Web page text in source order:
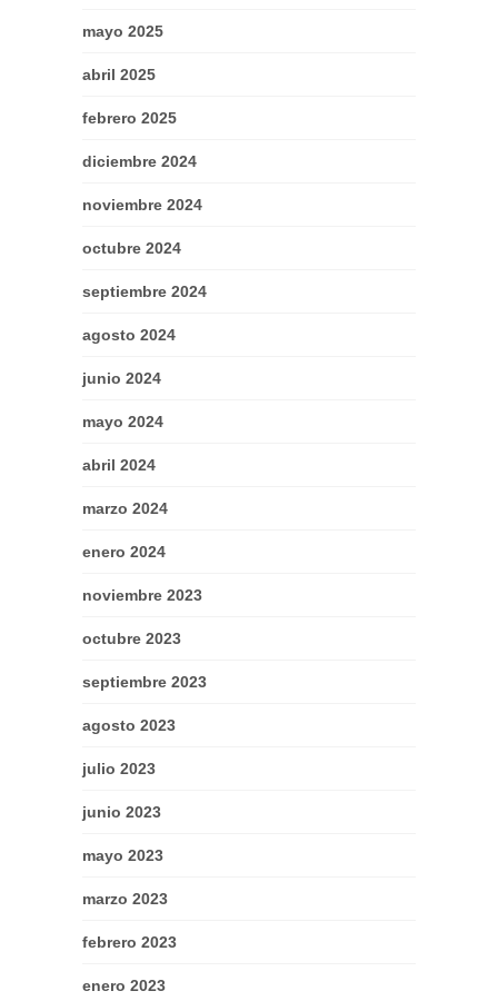
mayo 2025
abril 2025
febrero 2025
diciembre 2024
noviembre 2024
octubre 2024
septiembre 2024
agosto 2024
junio 2024
mayo 2024
abril 2024
marzo 2024
enero 2024
noviembre 2023
octubre 2023
septiembre 2023
agosto 2023
julio 2023
junio 2023
mayo 2023
marzo 2023
febrero 2023
enero 2023